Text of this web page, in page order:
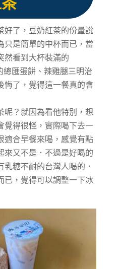
好了，豆奶紅茶的份量說
只是簡單的中杯而已，當
然看到大杯裝滿的
匯蛋餅、辣雞腿三明治
悔了，覺得這一餐真的會
呢？就因為看他特別，想
覺得很怪，實際喝下去一
適合早餐來喝，感覺有點
來又不是．不過是好喝的
糖不耐的台灣人喝的．
已，覺得可以調整一下冰